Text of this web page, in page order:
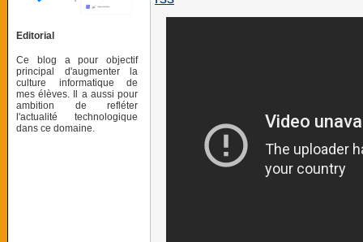
Editorial
Ce blog a pour objectif
principal d'augmenter la
culture informatique de
mes élèves. Il a aussi pour
ambition de refléter
l'actualité technologique
dans ce domaine.